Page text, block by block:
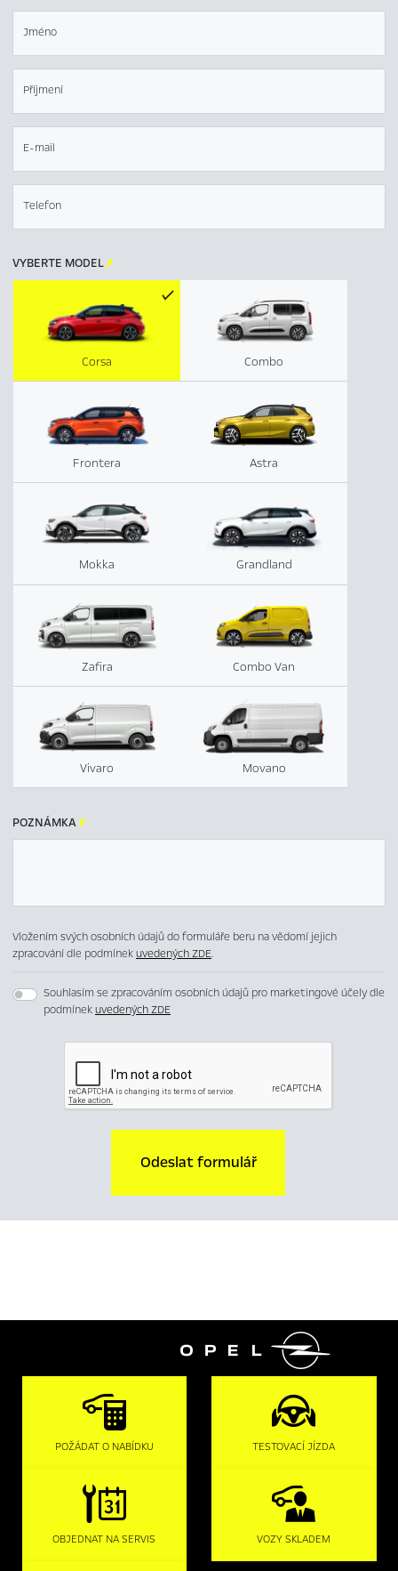
Jméno
Příjmení
E-mail
Telefon
VYBERTE MODEL
Corsa Combo
Frontera Astra
Mokka Grandland
Zafira Combo Van
Vivaro Movano
POZNÁMKA
Vložením svých osobních údajů do formuláře beru na vědomí jejich
zpracování dle podmínekuvedených ZDE.
Souhlasím se zpracováním osobních údajů pro marketingové účely dle
podmínekuvedených ZDE
Odeslat formulář

POŽÁDAT O NABÍDKU TESTOVACÍ JÍZDA
OBJEDNAT NA SERVIS VOZY SKLADEM